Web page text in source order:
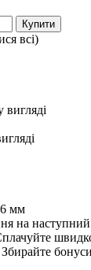
Купити
всі)
мм
на
Збирайте